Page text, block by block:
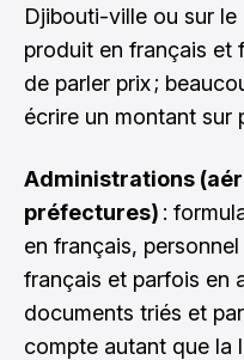
Djibouti-ville ou sur le
produit en français et
de parler prix ;
écrire un montant sur
Administrations
préfectures) :
en français,
français et parfois en
documents triés et
compte autant que la